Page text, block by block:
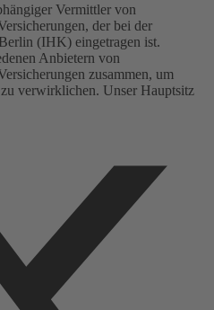
Vermittler von
der bei der
(IHK) eingetragen ist.
Anbietern von
zusammen, um
verwirklichen. Unser Hauptsitz